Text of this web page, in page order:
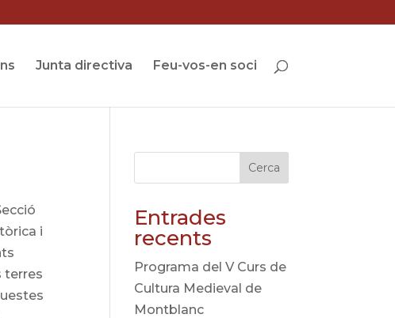
Junta directiva Feu-vos-en soci
i
terres
Cerca
Entrades
recents
Programa del V Curs de
Cultura Medieval de
Montblanc